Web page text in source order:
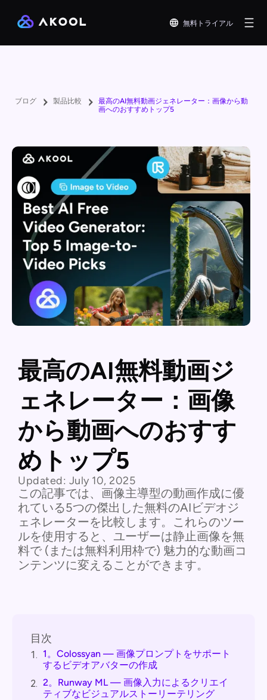
無料トライアル
ブログ 製品比較
最高のAI無料動画ジェネレーター：画像から動
画へのおすすめトップ5
最高のAI無料動画ジ
ェネレーター：画像
から動画へのおすす
めトップ5
Updated: July 10, 2025
この記事では、画像主導型の動画作成に優
れている5つの傑出した無料のAIビデオジ
ェネレーターを比較します。これらのツー
ルを使用すると、ユーザーは静止画像を無
料で (または無料利用枠で) 魅力的な動画コ
ンテンツに変えることができます。
目次
1. 1。Colossyan — 画像プロンプトをサポート
するビデオアバターの作成
2. 2。Runway ML — 画像入力によるクリエイ
ティブなビジュアルストーリーテリング